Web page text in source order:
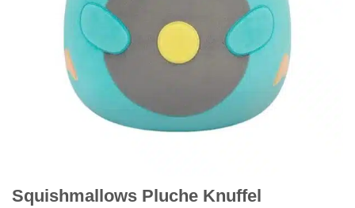
Squishmallows Pluche Knuffel